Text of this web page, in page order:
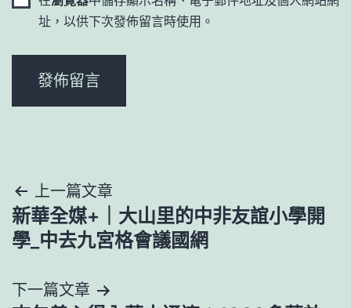
址，以供下次發佈留言時使用。
文
章
上一篇文章
新華全媒+｜大山里的中非友誼小學開
學_中去九宮格會議國網
下一篇文章